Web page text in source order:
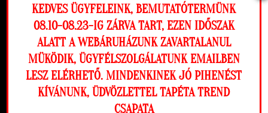
Ez a weboldal cookie-kat használ, hogy a
lehető legjobb élményt nyújtsa honlapunkon.
Beállítások
Elutasítom Engedélyezem
Az online fizetést a Barion Payment Zrt. biztosítja, MNB engedély
száma: H-EN-I-1064/2013
KEDVES ÜGYFELEINK, BEMUTATÓTERMÜNK
08.10-08.23-IG ZÁRVA TART, EZEN IDŐSZAK
ALATT A WEBÁRUHÁZUNK ZAVARTALANUL
MÜKÖDIK, ÜGYFÉLSZOLGÁLATUNK EMAILBEN
LESZ ELÉRHETŐ. MINDENKINEK JÓ PIHENÉST
KÍVÁNUNK, ÜDVÖZLETTEL TAPÉTA TREND
CSAPATA